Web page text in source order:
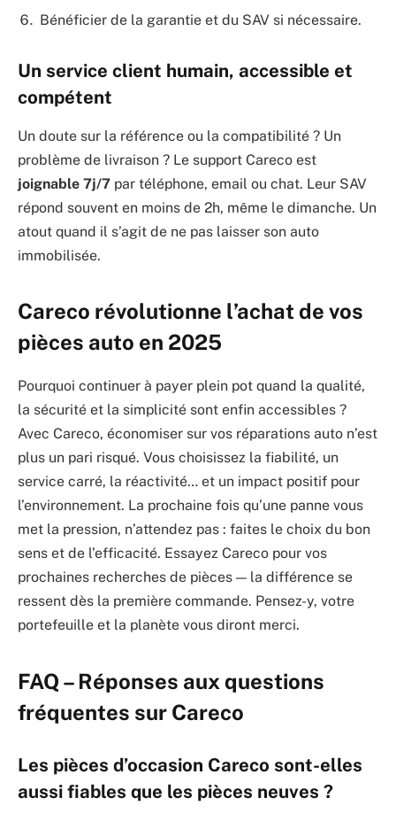
Bénéficier de la garantie et du SAV si nécessaire.
Un service client humain, accessible et
compétent
Un doute sur la référence ou la compatibilité ? Un
problème de livraison ? Le support Careco est
joignable 7j/7 par téléphone, email ou chat. Leur SAV
répond souvent en moins de 2h, même le dimanche. Un
atout quand il s’agit de ne pas laisser son auto
immobilisée.
Careco révolutionne l’achat de vos
pièces auto en 2025
Pourquoi continuer à payer plein pot quand la qualité,
la sécurité et la simplicité sont enfin accessibles ?
Avec Careco, économiser sur vos réparations auto n’est
plus un pari risqué. Vous choisissez la fiabilité, un
service carré, la réactivité… et un impact positif pour
l’environnement. La prochaine fois qu’une panne vous
met la pression, n’attendez pas : faites le choix du bon
sens et de l’efficacité. Essayez Careco pour vos
prochaines recherches de pièces — la différence se
ressent dès la première commande. Pensez-y, votre
portefeuille et la planète vous diront merci.
FAQ – Réponses aux questions
fréquentes sur Careco
Les pièces d’occasion Careco sont-elles
aussi fiables que les pièces neuves ?